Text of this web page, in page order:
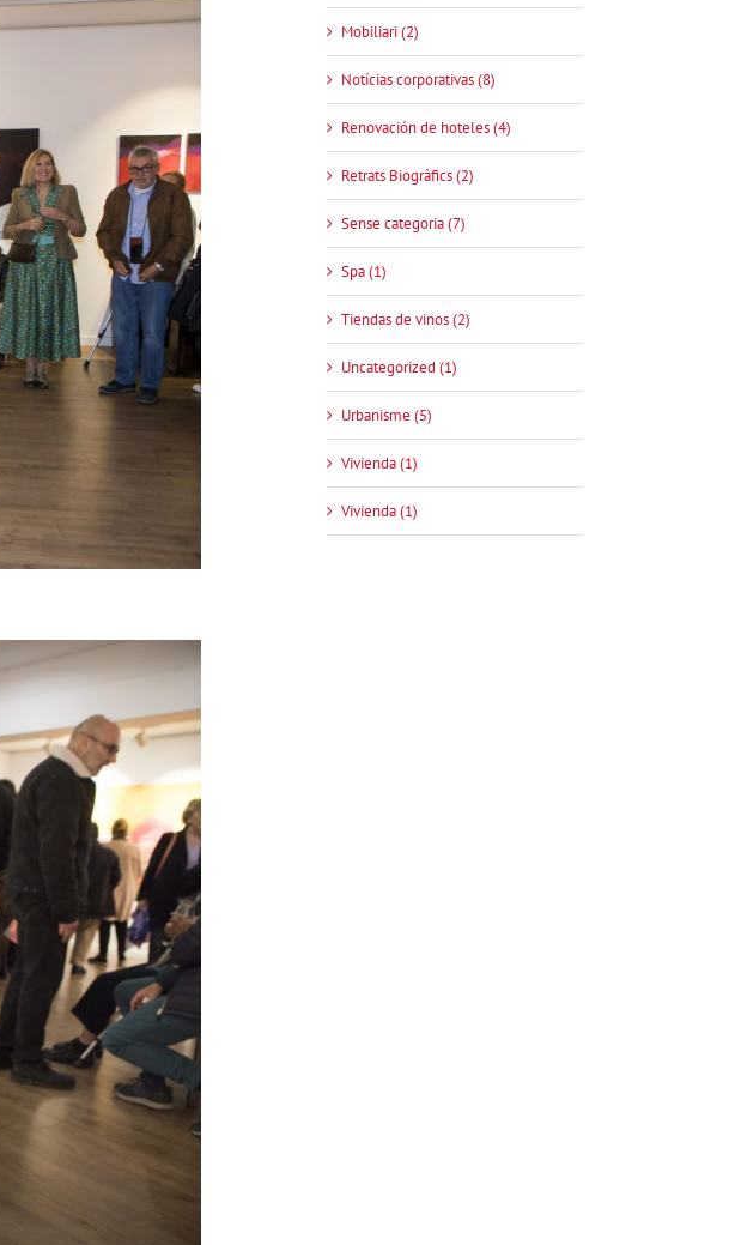
Mobiliari (2)
Notícias corporativas (8)
Renovación de hoteles (4)
Retrats Biogràfics (2)
Sense categoria (7)
Spa (1)
Tiendas de vinos (2)
Uncategorized (1)
Urbanisme (5)
Vivienda (1)
Vivienda (1)